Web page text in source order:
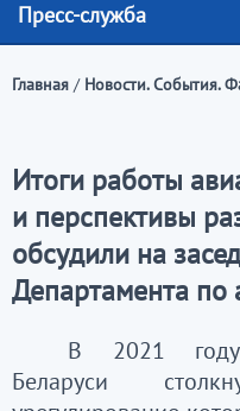
Пресс-служба
Главная / Новости. События.
Итоги работы
и перспективы
обсудили на
Департамента по
В 2021 году
Беларуси